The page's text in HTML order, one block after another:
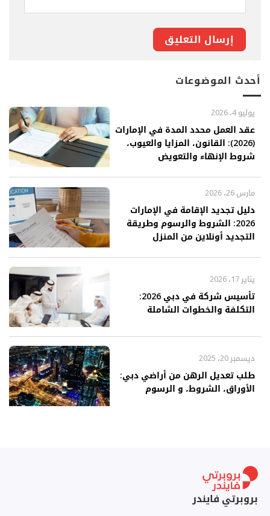
أحدث الموضوعات
عقد العمل محدد المدة في الإمارات
(2026): القانون، المزايا والعيوب،
شروط الإنهاء والتعويض
يوليو 4، 2026
دليل تجديد الإقامة في الإمارات
2026: الشروط والرسوم وطريقة
التجديد أونلاين من المنزل
مارس 26، 2026
تأسيس شركة في دبي 2026:
التكلفة والخطوات الشاملة
يناير 17، 2026
طلب تعديل الرهن من أراضي دبي:
الأوراق، الشروط، و الرسوم
ديسمبر 20، 2025
بروبرتي فايندر